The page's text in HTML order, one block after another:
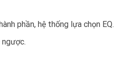
phần, hệ thống lựa chọn EQ.